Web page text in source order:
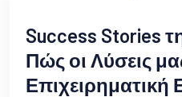
Success Stories
Πώς οι Λύσεις
Επιχειρηματική